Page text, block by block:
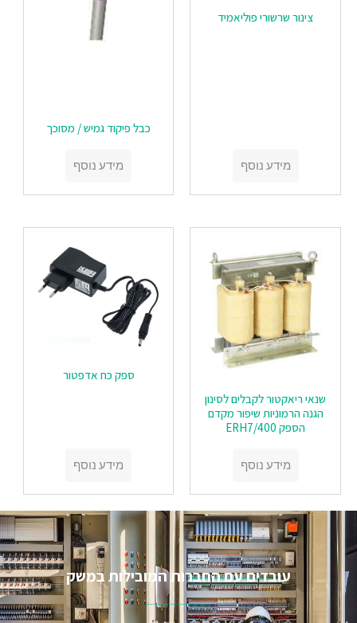
‏‏צינור שרשורי פוליאמיד
מידע נוסף
‏‏כבל פיקוד גמיש / מסוכך
מידע נוסף
שנאי ריאקטור לקבלים לסינון
הגנה הרמוניות שיפור מקדם
הספק ERH7/400
מידע נוסף
‏‏ספק כח אדפטור
מידע נוסף
עובדים עם החברות המובילות במשק​